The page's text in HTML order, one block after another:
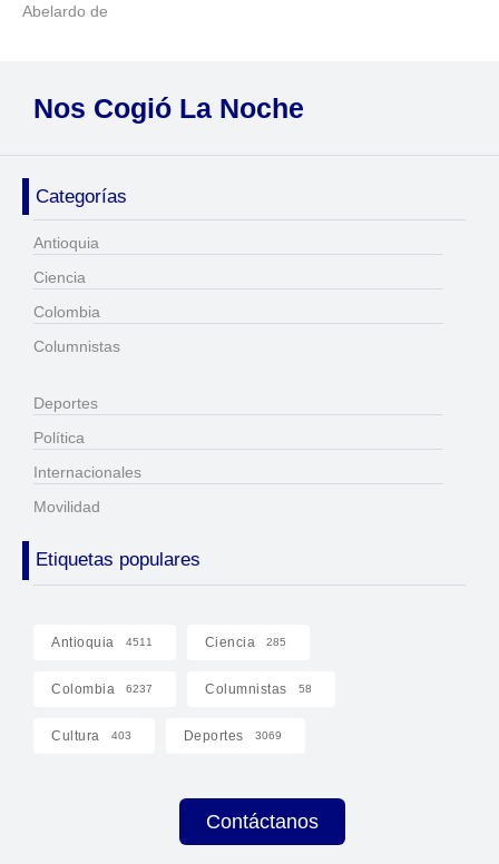
Abelardo de
Nos Cogió La Noche
Categorías
Antioquia
Ciencia
Colombia
Columnistas
Deportes
Política
Internacionales
Movilidad
Etiquetas populares
Antioquia 4511 Ciencia 285
Colombia 6237 Columnistas 58
Cultura 403 Deportes 3069
Contáctanos